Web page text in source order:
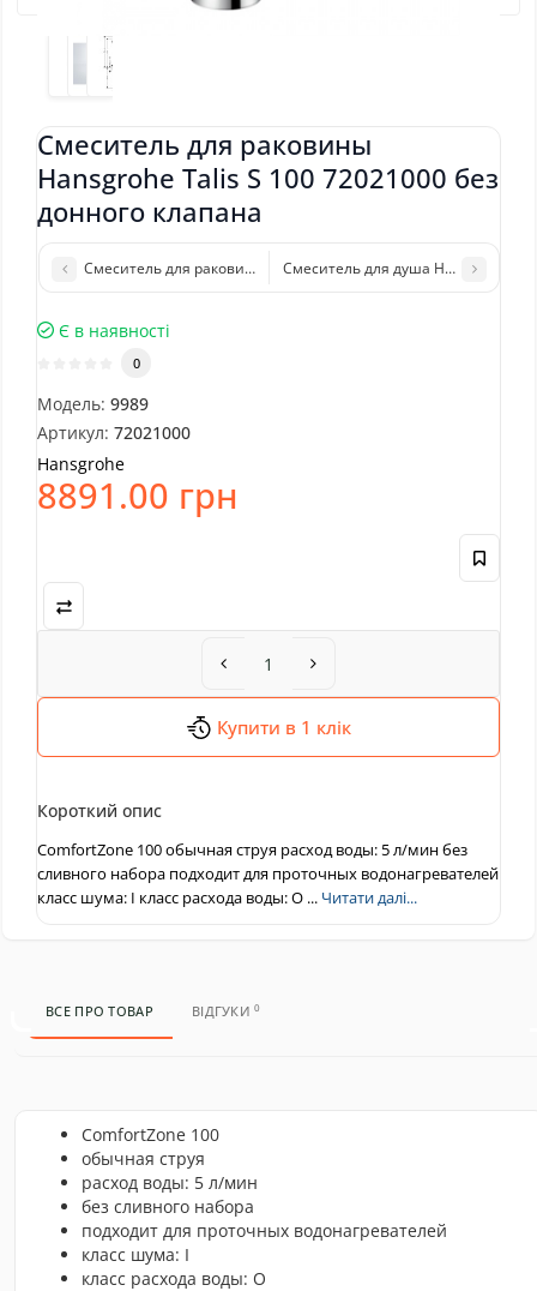
Смеситель для раковины
Hansgrohe Talis S 100 72021000 без
донного клапана
Смеситель для раковины Hansgrohe Focus 240 (31609000)
Смеситель для душа Hansgrohe
Є в наявності
0
Модель: 9989
Артикул: 72021000
Hansgrohe
8891.00 грн
Купити в 1 клік
Короткий опис
ComfortZone 100 обычная струя расход воды: 5 л/мин без
сливного набора подходит для проточных водонагревателей
класс шума: I класс расхода воды: O ... Читати далі...
ВСЕ ПРО ТОВАР ВІДГУКИ0
ComfortZone 100
обычная струя
расход воды: 5 л/мин
без сливного набора
подходит для проточных водонагревателей
класс шума: I
класс расхода воды: O